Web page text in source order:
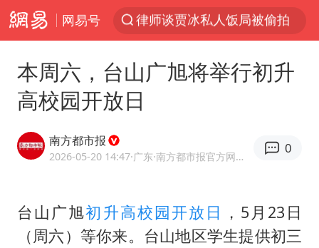
网易号
台风“白海豚”登陆 各地各部门全力应对
人形机器人第一股
江苏昆山升级发布暴雨红警
上海地铁4条线路全线停运
武汉3名城管协管员殴打摊主被刑拘
白海豚路径图
本周六，台山广旭将举行初升
高校园开放日
南方都市报
2026-05-20 14:47·广东 ·南方都市报官方网易号
0
台山广旭初升高校园开放日 ，5月23日
（周六）等你来。台山地区学生提供初三